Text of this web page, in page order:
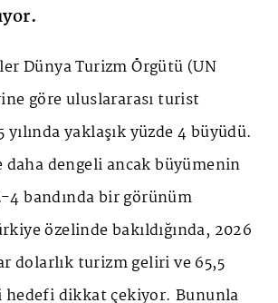
Dünya Turizm Örgütü (UN
göre uluslararası turist
yaklaşık yüzde 4 büyüdü.
daha dengeli ancak büyümenin
4 bandında bir görünüm
özelinde bakıldığında, 2026
dolarlık turizm geliri ve 65,5
dikkat çekiyor. Bununla